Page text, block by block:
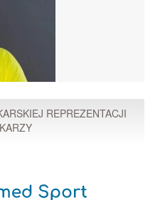
REPREZENTACJI